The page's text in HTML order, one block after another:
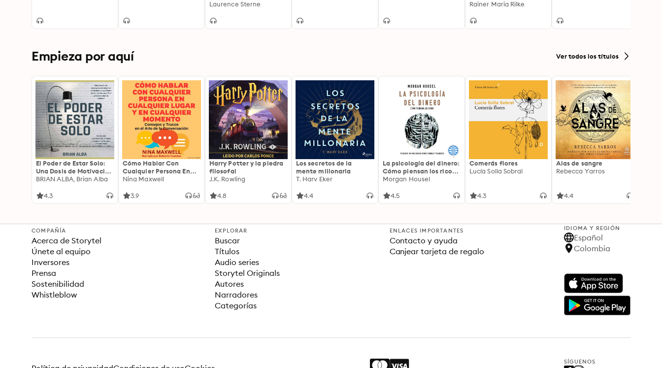
Gentleman
Laurence Sterne
Rainer Maria Rilke
Empieza por aquí Ver todos los títulos
El Poder de Estar Solo:
Una Dosis de Motivación
Acompañada de Ideas
una Vida Mejor
BRIAN ALBA, Brian Alba
4.3
Cómo Hablar Con
Cualquier Persona En
Cualquier Lugar Y En
Nina Maxwell
3.9
Harry Potter y la piedra
filosofal
J.K. Rowling
4.8
Los secretos de la
mente millonaria
T. Harv Eker
4.4
La psicología del dinero:
Cómo piensan los ricos:
18 claves imperecederas
Morgan Housel
4.5
Comerás flores
Lucía Solla Sobral
4.3
Alas de sangre
Rebecca Yarros
4.4
COMPAÑÍA
Acerca de Storytel
Únete al equipo
Inversores
Prensa
Sostenibilidad
Whistleblow
EXPLORAR
Buscar
Títulos
Audio series
Storytel Originals
Autores
Narradores
Categorías
ENLACES IMPORTANTES
Contacto y ayuda
Canjear tarjeta de regalo
IDIOMA Y REGIÓN
Español
Colombia
SÍGUENOS